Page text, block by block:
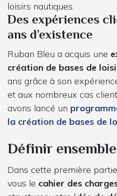
loisirs nautiques.
Des expériences
ans d’existence
Ruban Bleu a acquis une
création de bases de
ans grâce à son
et aux nombreux cas
avons lancé un
la création de bases de
Définir
Dans cette première
vous le cahier des